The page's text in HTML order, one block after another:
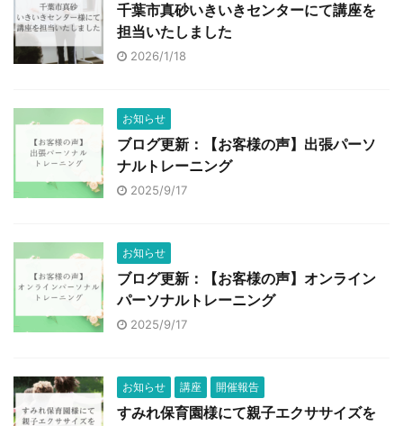
千葉市真砂いきいきセンターにて講座を
担当いたしました
2026/1/18
お知らせ
ブログ更新：【お客様の声】出張パーソ
ナルトレーニング
2025/9/17
お知らせ
ブログ更新：【お客様の声】オンライン
パーソナルトレーニング
2025/9/17
お知らせ 講座 開催報告
すみれ保育園様にて親子エクササイズを